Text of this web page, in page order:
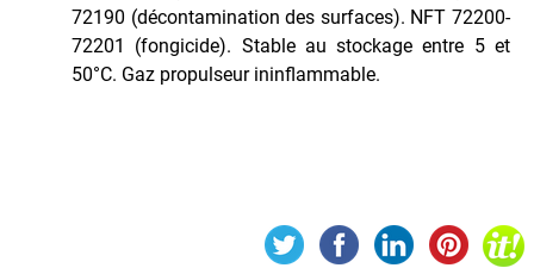
72190 (décontamination des surfaces). NFT 72200-
72201 (fongicide). Stable au stockage entre 5 et
50°C. Gaz propulseur ininflammable.